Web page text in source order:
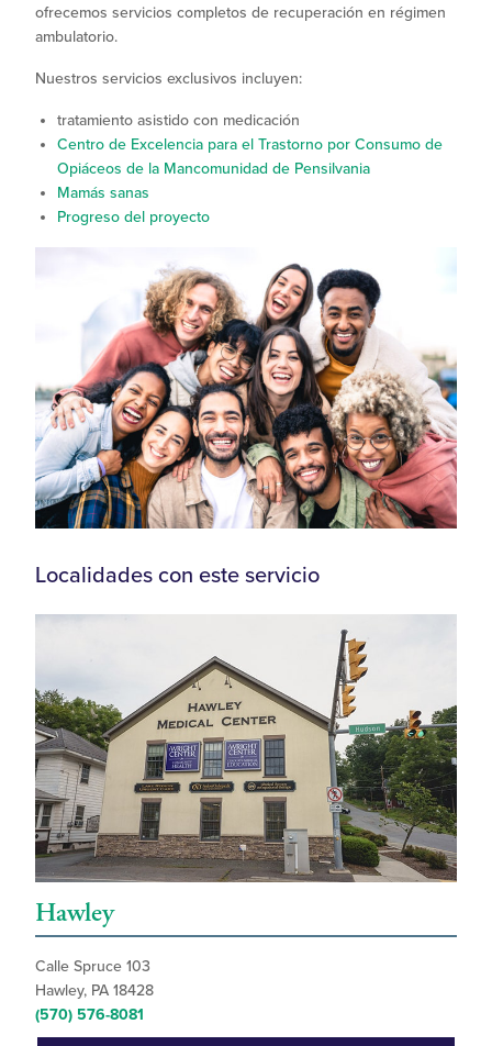
ofrecemos servicios completos de recuperación en régimen
ambulatorio.
Nuestros servicios exclusivos incluyen:
tratamiento asistido con medicación
Centro de Excelencia para el Trastorno por Consumo de
Opiáceos de la Mancomunidad de Pensilvania
Mamás sanas
Progreso del proyecto
Localidades con este servicio
Hawley
Calle Spruce 103
Hawley, PA 18428
(570) 576-8081